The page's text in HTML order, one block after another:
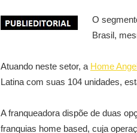
O
Brasil,
Atuando neste setor, a Home
Latina com suas 104 unidades,
A franqueadora dispõe de duas
franquias home based, cuja